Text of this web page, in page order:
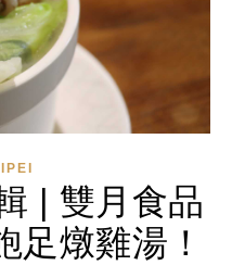
| 雙月食品
足燉雞湯！